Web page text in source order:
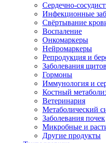
Сердечно-
Инфекционные
Свёртывание
Воспаление
Онкомаркеры
Нейромаркеры
Репродукция и
Заболевания
Гормоны
Иммунология и
Костный
Ветеринария
Метаболический
Заболевания почек
Микробные и
Другие продукты